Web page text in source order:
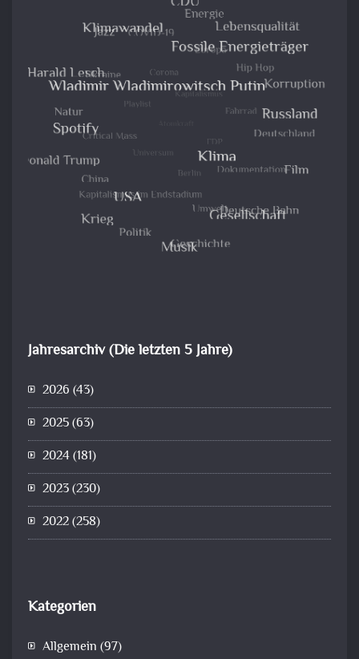
Jahresarchiv (Die letzten 5 Jahre)
2026 (43)
2025(63)
2024(181)
2023(230)
2022(258)
Kategorien
Allgemein (97)